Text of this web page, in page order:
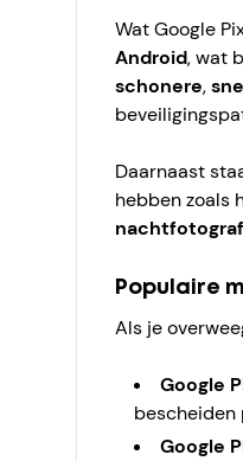
Wat Google
Android, wat
schonere,
Daarnaast
hebben zoals
Populaire
Als je
Google
bescheiden
Google